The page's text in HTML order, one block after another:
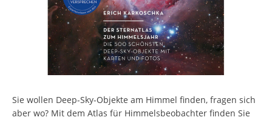
Sie wollen Deep-Sky-Objekte am Himmel finden, fragen sich
aber wo? Mit dem Atlas für Himmelsbeobachter finden Sie